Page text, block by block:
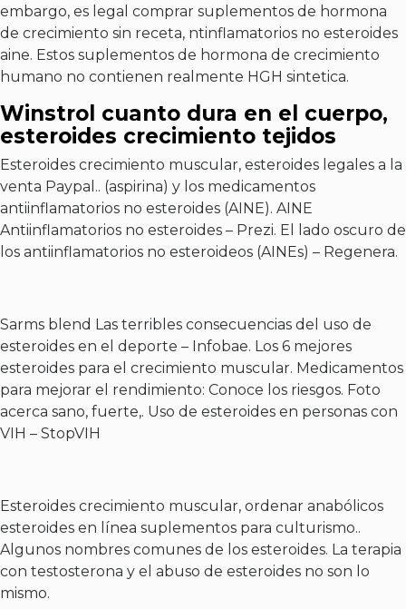
embargo, es legal comprar suplementos de hormona
de crecimiento sin receta, ntinflamatorios no esteroides
aine. Estos suplementos de hormona de crecimiento
humano no contienen realmente HGH sintetica.
Winstrol cuanto dura en el cuerpo,
esteroides crecimiento tejidos
Esteroides crecimiento muscular, esteroides legales a la
venta Paypal.. (aspirina) y los medicamentos
antiinflamatorios no esteroides (AINE). AINE
Antiinflamatorios no esteroides – Prezi. El lado oscuro de
los antiinflamatorios no esteroideos (AINEs) – Regenera.
Sarms blend Las terribles consecuencias del uso de
esteroides en el deporte – Infobae. Los 6 mejores
esteroides para el crecimiento muscular. Medicamentos
para mejorar el rendimiento: Conoce los riesgos. Foto
acerca sano, fuerte,. Uso de esteroides en personas con
VIH – StopVIH
Esteroides crecimiento muscular, ordenar anabólicos
esteroides en línea suplementos para culturismo..
Algunos nombres comunes de los esteroides. La terapia
con testosterona y el abuso de esteroides no son lo
mismo.